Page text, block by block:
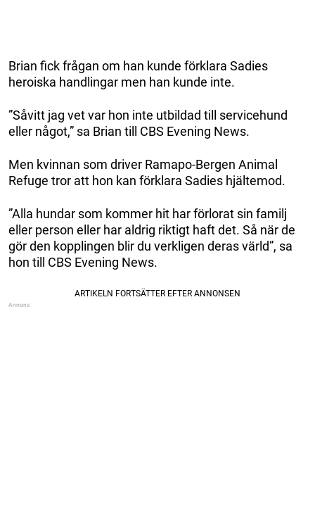
Brian fick frågan om han kunde förklara Sadies
heroiska handlingar men han kunde inte.
”Såvitt jag vet var hon inte utbildad till servicehund
eller något,” sa Brian till CBS Evening News.
Men kvinnan som driver Ramapo-Bergen Animal
Refuge tror att hon kan förklara Sadies hjältemod.
”Alla hundar som kommer hit har förlorat sin familj
eller person eller har aldrig riktigt haft det. Så när de
gör den kopplingen blir du verkligen deras värld”, sa
hon till CBS Evening News.